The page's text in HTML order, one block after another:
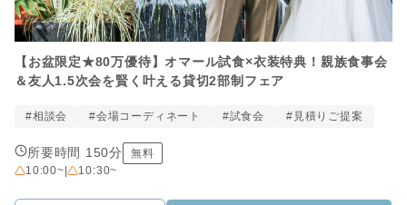
【お盆限定★80万優待】オマール試食×衣装特典！親族食事会
＆友人1.5次会を賢く叶える貸切2部制フェア
#相談会 #会場コーディネート #試食会 #見積りご提案
所要時間 150分
無料
10:00~| 10:30~